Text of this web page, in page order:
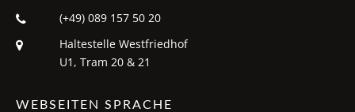
(+49) 089 157 50 20
Haltestelle Westfriedhof
U1, Tram 20 & 21
WEBSEITEN SPRACHE